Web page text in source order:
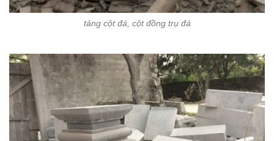
tảng cột đá, cột đồng trụ đá